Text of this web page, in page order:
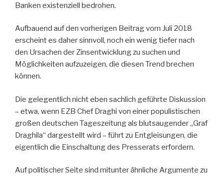
Banken existenziell bedrohen.
Aufbauend auf den vorherigen Beitrag vom Juli 2018
erscheint es daher sinnvoll, noch ein wenig tiefer nach
den Ursachen der Zinsentwicklung zu suchen und
Möglichkeiten aufzuzeigen, die diesen Trend brechen
können.
Die gelegentlich nicht eben sachlich geführte Diskussion
– etwa, wenn EZB Chef Draghi von einer populistischen
großen deutschen Tageszeitung als blutsaugender „Graf
Draghila“ dargestellt wird – führt zu Entgleisungen, die
eigentlich die Einschaltung des Presserats erfordern.
Auf politischer Seite sind mitunter ähnliche Argumente zu